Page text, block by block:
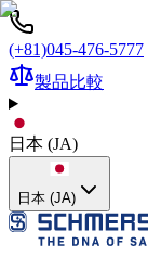
(+81)045-476-5777
製品比較
日本 (JA)
日本 (JA)